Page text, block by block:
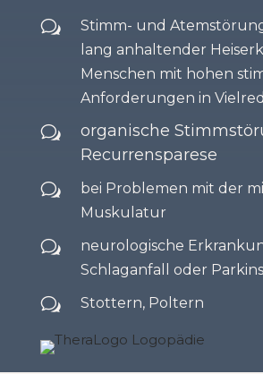
w
Stimm- und
lang anhaltender
Menschen mit hohen
Anforderungen in
w
organische
Recurrensparese
w
bei Problemen mit der
Muskulatur
w
neurologische
Schlaganfall oder
w Stottern, Poltern